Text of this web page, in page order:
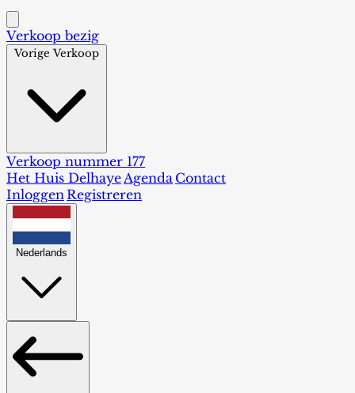
Verkoop bezig
Vorige Verkoop
Verkoop nummer 177
Het Huis DelhayeAgenda Contact
InloggenRegistreren
Nederlands